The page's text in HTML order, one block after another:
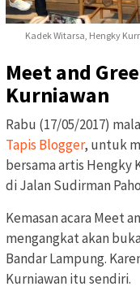
Kadek Witarsa, Hengky
Meet and
Kurniawan
Rabu (17/05/2017)
Tapis Blogger, untuk
bersama artis Hengky
di Jalan Sudirman
Kemasan acara Meet
mengangkat akan
Bandar Lampung.
Kurniawan itu sendiri.